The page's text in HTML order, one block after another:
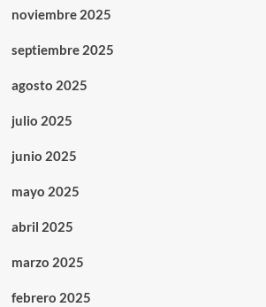
noviembre 2025
septiembre 2025
agosto 2025
julio 2025
junio 2025
mayo 2025
abril 2025
marzo 2025
febrero 2025